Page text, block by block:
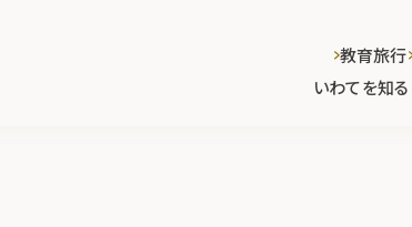
いわてを知る
教育旅行